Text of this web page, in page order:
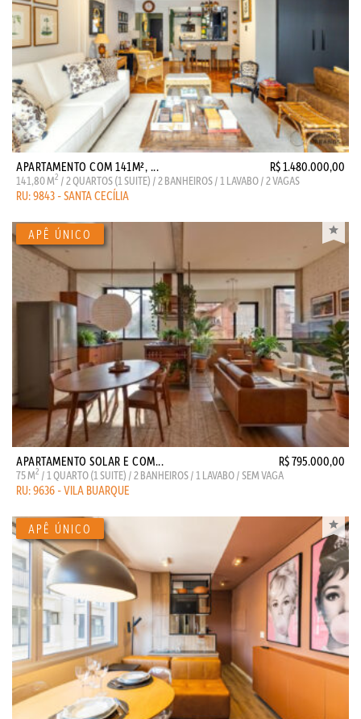
APARTAMENTO COM 141M², ... R$ 1.480.000,00
141,80 M2 / 2 QUARTOS (1 SUITE) / 2 BANHEIROS / 1 LAVABO / 2 VAGAS
RU: 9843 - SANTA CECÍLIA
APARTAMENTO SOLAR E COM... R$ 795.000,00
75 M2 / 1 QUARTO (1 SUITE) / 2 BANHEIROS / 1 LAVABO / SEM VAGA
RU: 9636 - VILA BUARQUE